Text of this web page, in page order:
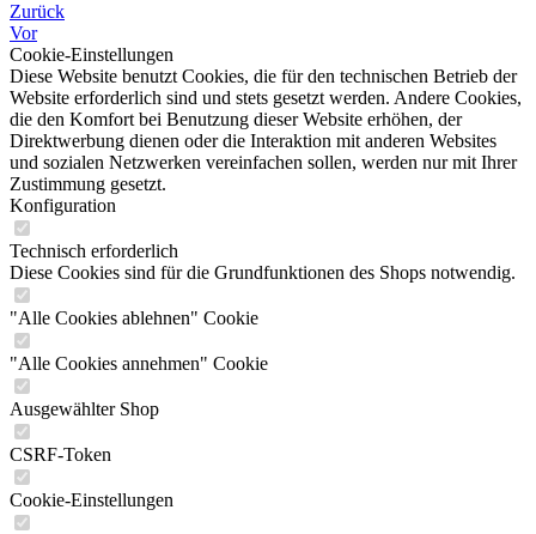
Zurück
Vor
Cookie-Einstellungen
Diese Website benutzt Cookies, die für den technischen Betrieb der
Website erforderlich sind und stets gesetzt werden. Andere Cookies,
die den Komfort bei Benutzung dieser Website erhöhen, der
Direktwerbung dienen oder die Interaktion mit anderen Websites
und sozialen Netzwerken vereinfachen sollen, werden nur mit Ihrer
Zustimmung gesetzt.
Konfiguration
Technisch erforderlich
Diese Cookies sind für die Grundfunktionen des Shops notwendig.
"Alle Cookies ablehnen" Cookie
"Alle Cookies annehmen" Cookie
Ausgewählter Shop
CSRF-Token
Cookie-Einstellungen